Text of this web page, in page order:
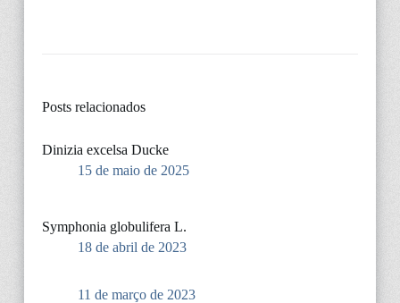
Posts relacionados
Dinizia excelsa Ducke
15 de maio de 2025
Symphonia globulifera L.
18 de abril de 2023
11 de março de 2023